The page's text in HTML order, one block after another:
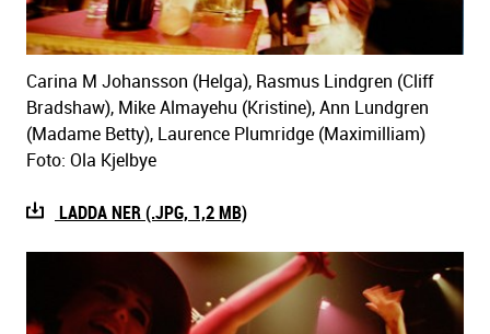
Carina M Johansson (Helga), Rasmus Lindgren (Cliff
Bradshaw), Mike Almayehu (Kristine), Ann Lundgren
(Madame Betty), Laurence Plumridge (Maximilliam)
Foto: Ola Kjelbye
LADDA NER (.JPG, 1,2 MB)